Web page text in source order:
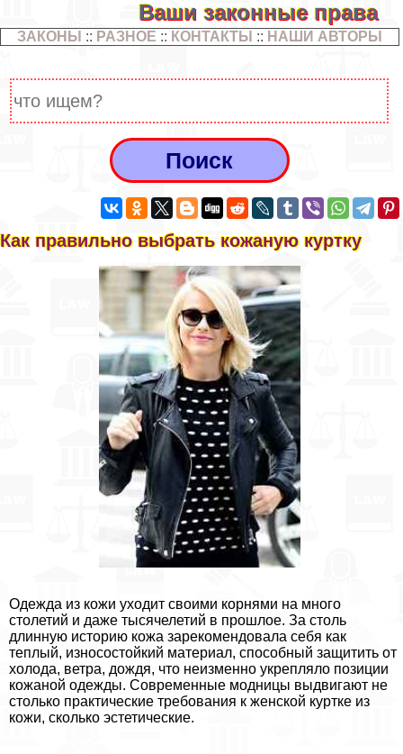
Ваши законные права
ЗАКОНЫ :: РАЗНОЕ :: КОНТАКТЫ :: НАШИ АВТОРЫ
Как правильно выбрать кожаную куртку
Одежда из кожи уходит своими корнями на много
столетий и даже тысячелетий в прошлое. За столь
длинную историю кожа зарекомендовала себя как
теплый, износостойкий материал, способный защитить от
холода, ветра, дождя, что неизменно укрепляло позиции
кожаной одежды. Современные модницы выдвигают не
столько пpaктические требования к женской куртке из
кожи, сколько эстетические.